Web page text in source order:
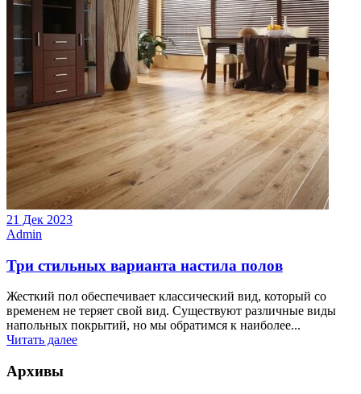
21 Дек 2023
Admin
Три стильных варианта настила полов
Жесткий пол обеспечивает классический вид, который со
временем не теряет свой вид. Существуют различные виды
напольных покрытий, но мы обратимся к наиболее...
Читать далее
Архивы